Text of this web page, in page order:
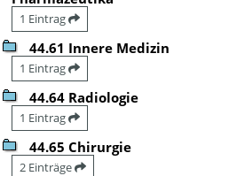
1 Eintrag
44.61 Innere Medizin
1 Eintrag
44.64 Radiologie
1 Eintrag
44.65 Chirurgie
2 Einträge